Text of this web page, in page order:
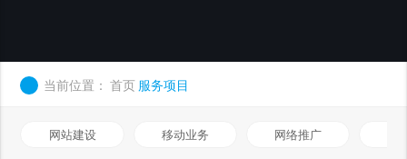
当前位置： 首页 服务项目
网站建设 移动业务 网络推广